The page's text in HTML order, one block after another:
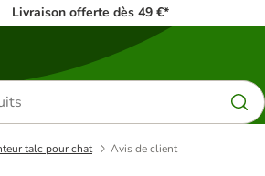
Livraison offerte dès 49 €*
talc pour chat Avis de client